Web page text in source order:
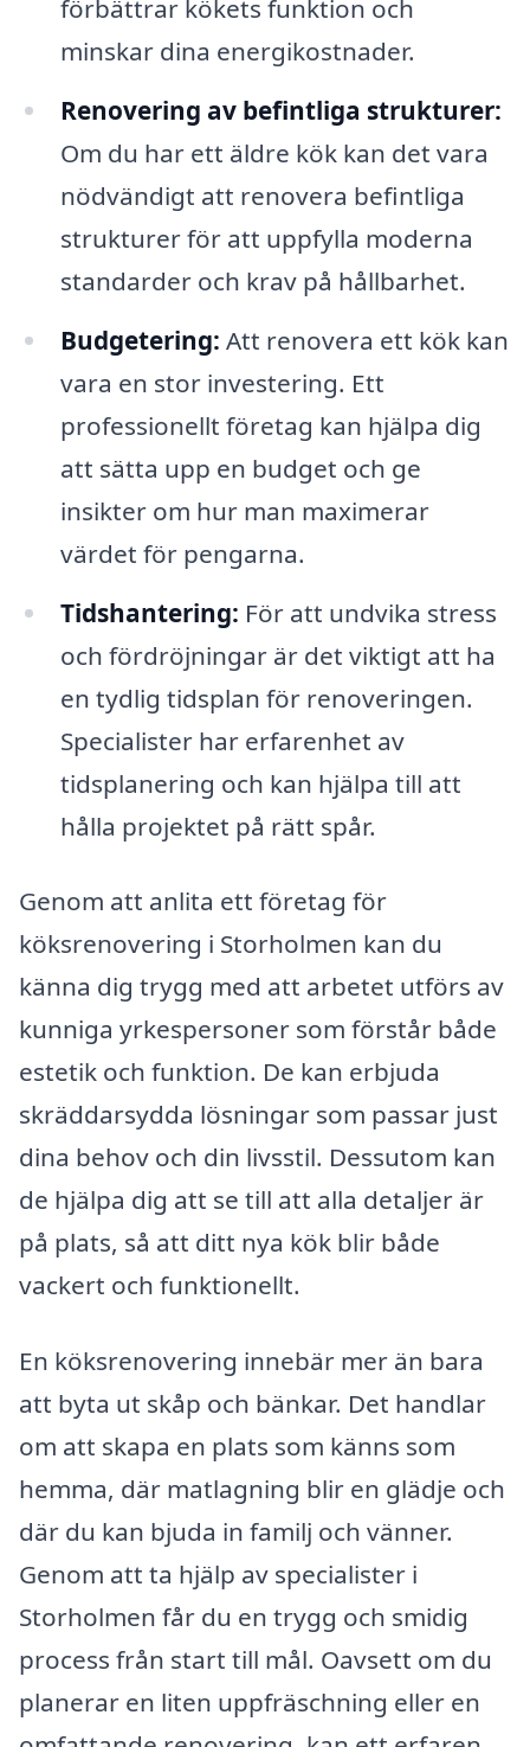
förbättrar kökets funktion och
minskar dina energikostnader.
Renovering av befintliga strukturer:
Om du har ett äldre kök kan det vara
nödvändigt att renovera befintliga
strukturer för att uppfylla moderna
standarder och krav på hållbarhet.
Budgetering: Att renovera ett kök kan
vara en stor investering. Ett
professionellt företag kan hjälpa dig
att sätta upp en budget och ge
insikter om hur man maximerar
värdet för pengarna.
Tidshantering: För att undvika stress
och fördröjningar är det viktigt att ha
en tydlig tidsplan för renoveringen.
Specialister har erfarenhet av
tidsplanering och kan hjälpa till att
hålla projektet på rätt spår.
Genom att anlita ett företag för
köksrenovering i Storholmen kan du
känna dig trygg med att arbetet utförs av
kunniga yrkespersoner som förstår både
estetik och funktion. De kan erbjuda
skräddarsydda lösningar som passar just
dina behov och din livsstil. Dessutom kan
de hjälpa dig att se till att alla detaljer är
på plats, så att ditt nya kök blir både
vackert och funktionellt.
En köksrenovering innebär mer än bara
att byta ut skåp och bänkar. Det handlar
om att skapa en plats som känns som
hemma, där matlagning blir en glädje och
där du kan bjuda in familj och vänner.
Genom att ta hjälp av specialister i
Storholmen får du en trygg och smidig
process från start till mål. Oavsett om du
planerar en liten uppfräschning eller en